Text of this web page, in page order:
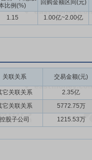
比例(%)
回购金额区间(元)
1.15 1.00亿~2.00亿
关联关系 交易金额(元)
它关联关系
2.35亿
它关联关系
5772.75万
控股子公司 1215.53万